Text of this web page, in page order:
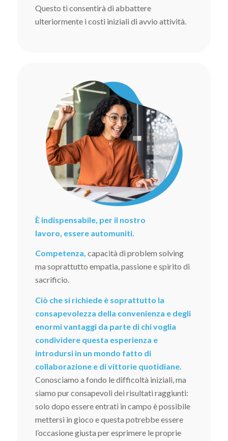
Questo ti consentirà di abbattere
ulteriormente i costi iniziali di avvio attività.
È indispensabile, per il nostro
lavoro, essere automuniti.
Competenza, capacità di problem solving
ma soprattutto empatia, passione e spirito di
sacrificio.
Ciò che si richiede è soprattutto la
consapevolezza della convenienza e degli
enormi vantaggi da parte di chi voglia
condividere questa esperienza e
introdursi in un mondo fatto di
collaborazione e di vittorie quotidiane.
Conosciamo a fondo le difficoltà iniziali, ma
siamo pur consapevoli dei risultati raggiunti:
solo dopo essere entrati in campo è possibile
mettersi in gioco e questa potrebbe essere
l’occasione giusta per esprimere le proprie